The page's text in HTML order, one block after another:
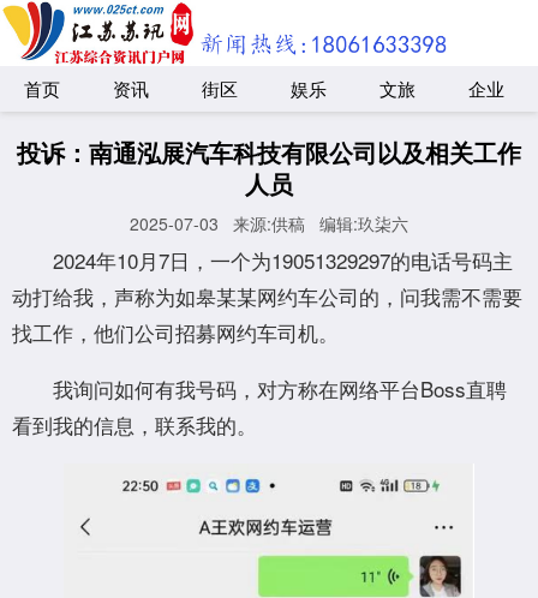
首页 资讯 街区 娱乐 文旅 企业
投诉：南通泓展汽车科技有限公司以及相关工作
人员
2025-07-03 来源:供稿 编辑:玖柒六
2024年10月7日，一个为19051329297的电话号码主
动打给我，声称为如皋某某网约车公司的，问我需不需要
找工作，他们公司招募网约车司机。
我询问如何有我号码，对方称在网络平台Boss直聘
看到我的信息，联系我的。